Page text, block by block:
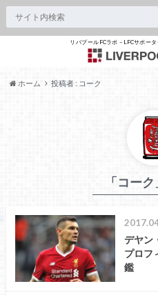
リバプールFCラボ – LFCサポー
ホーム 投稿者 : コーク
「コー
デヤン
プロフ
鑑